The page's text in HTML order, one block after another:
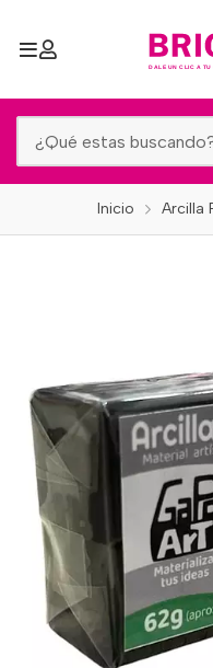
Inicio Arcilla